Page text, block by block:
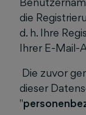
die
d. h. Ihre
Ihrer E-Mail-
Die zuvor
dieser
"